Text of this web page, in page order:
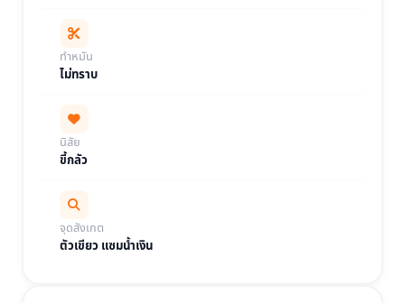
ทำหมัน
ไม่ทราบ
นิสัย
ขี้กลัว
จุดสังเกต
ตัวเขียว แซมน้ำเงิน